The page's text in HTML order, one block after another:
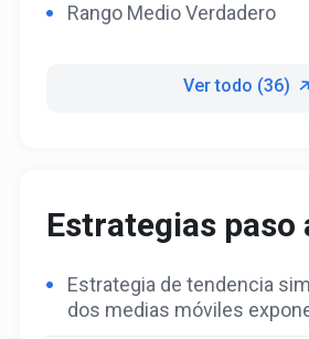
Rango Medio Verdadero
Ver todo (36)
Estrategias paso
Estrategia de tendencia
dos medias móviles